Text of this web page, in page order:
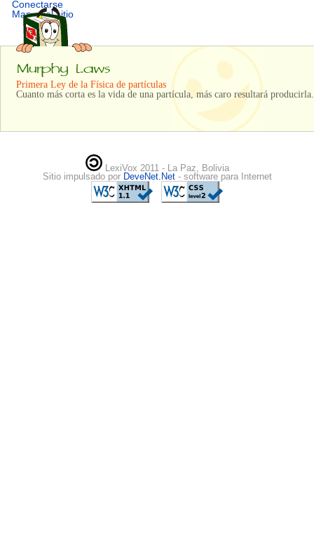
Conectarse
Mapa del sitio
Primera Ley de la Física de partículas
Cuanto más corta es la vida de una partícula, más caro resultará producirla.
LexiVox 2011 - La Paz, Bolivia
Sitio impulsado por DeveNet.Net - software para Internet